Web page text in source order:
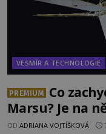
VESMÍR A TECHNOLOGIE
PREMIUM
Co
Marsu? Je na
OD ADRIANA VOJTÍŠKOVÁ